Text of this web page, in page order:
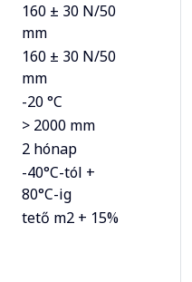
160 ± 30 N/50
mm
160 ± 30 N/50
mm
-20 °C
> 2000 mm
2 hónap
-40°C-tól +
80°C-ig
tető m2 + 15%